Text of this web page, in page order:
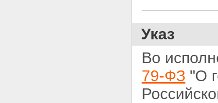
Указ
Во
79-ФЗ "О